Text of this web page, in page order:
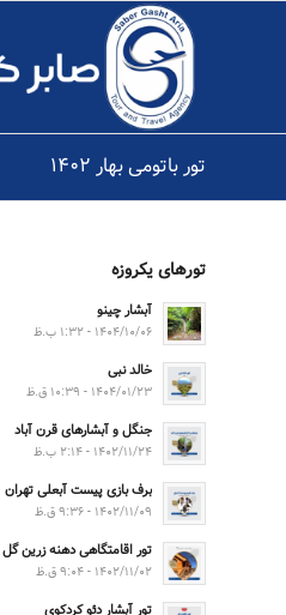
تور باتومی بهار ۱۴۰۲
تورهای یکروزه
آبشار چینو
۱۴۰۴/۱۰/۰۶ - ۱:۳۲ ب.ظ
خالد نبی
۱۴۰۴/۰۱/۲۳ - ۱۰:۳۹ ق.ظ
جنگل و آبشارهای قرن آباد
۱۴۰۲/۱۱/۲۴ - ۲:۱۴ ب.ظ
برف بازی پیست آبعلی تهران
۱۴۰۲/۱۱/۰۹ - ۹:۳۶ ق.ظ
تور اقامتگاهی دهنه زرین گل
۱۴۰۲/۱۱/۰۲ - ۹:۰۴ ق.ظ
تور آبشار دئو کردکوی